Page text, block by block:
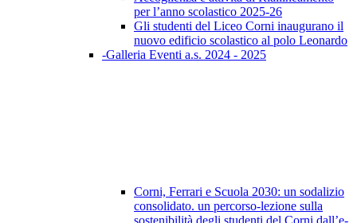
per l’anno scolastico 2025-26
Gli studenti del Liceo Corni inaugurano il
nuovo edificio scolastico al polo Leonardo
-Galleria Eventi a.s. 2024 - 2025
Corni, Ferrari e Scuola 2030: un sodalizio
consolidato. un percorso-lezione sulla